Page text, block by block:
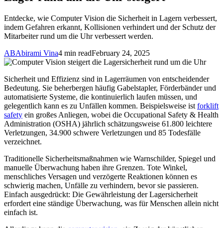
Entdecke, wie Computer Vision die Sicherheit in Lagern verbessert,
indem Gefahren erkannt, Kollisionen verhindert und der Schutz der
Mitarbeiter rund um die Uhr verbessert werden.
ABAbirami Vina4 min readFebruary 24, 2025
Sicherheit und Effizienz sind in Lagerräumen von entscheidender
Bedeutung. Sie beherbergen häufig Gabelstapler, Förderbänder und
automatisierte Systeme, die kontinuierlich laufen müssen, und
gelegentlich kann es zu Unfällen kommen. Beispielsweise ist forklift
safety ein großes Anliegen, wobei die Occupational Safety & Health
Administration (OSHA) jährlich schätzungsweise 61.800 leichtere
Verletzungen, 34.900 schwere Verletzungen und 85 Todesfälle
verzeichnet.
Traditionelle Sicherheitsmaßnahmen wie Warnschilder, Spiegel und
manuelle Überwachung haben ihre Grenzen. Tote Winkel,
menschliches Versagen und verzögerte Reaktionen können es
schwierig machen, Unfälle zu verhindern, bevor sie passieren.
Einfach ausgedrückt: Die Gewährleistung der Lagersicherheit
erfordert eine ständige Überwachung, was für Menschen allein nicht
einfach ist.